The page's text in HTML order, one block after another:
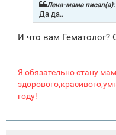
е
Лена-мама писал(а):
Да да..
И что вам Гематолог?
Я обязательно стану
году!